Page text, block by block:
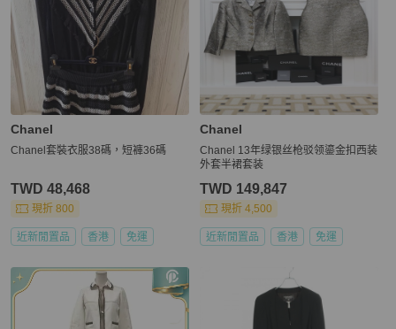
Chanel
Chanel套裝衣服38碼，短褲36碼
TWD 48,468
現折 800
近新閒置品 香港 免運
Chanel
Chanel 13年绿银丝枪驳领鎏金扣西装
外套半裙套装
TWD 149,847
現折 4,500
近新閒置品 香港 免運